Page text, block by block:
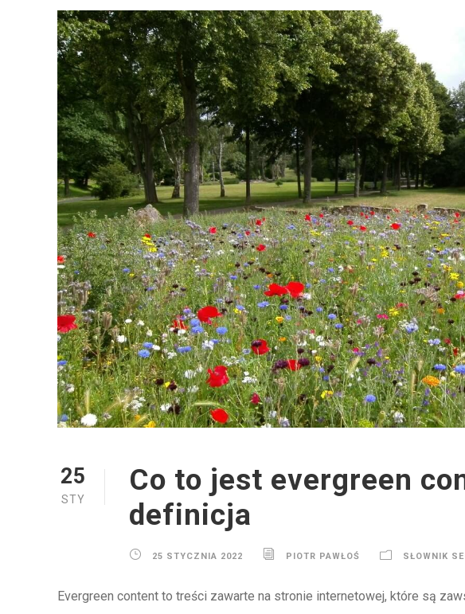
25
STY
Co to jest evergreen
definicja
25 STYCZNIA 2022 PIOTR PAWŁOŚ SŁOWNIK
Evergreen content to treści zawarte na stronie internetowej, które są